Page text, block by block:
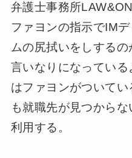
弁護士事務所
ファヨンの指示でIM
ムの尻拭いをしする
言いなりになってい
はファヨンがついて
も就職先が見つから
利用する。